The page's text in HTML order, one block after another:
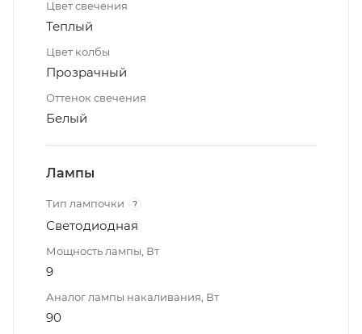
Цвет свечения
Теплый
Цвет колбы
Прозрачный
Оттенок свечения
Белый
Лампы
Тип лампочки ?
Светодиодная
Мощность лампы, Вт
9
Аналог лампы накаливания, Вт
90